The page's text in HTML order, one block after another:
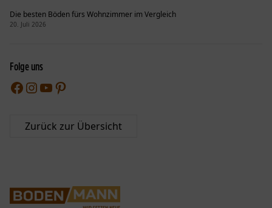
Die besten Böden fürs Wohnzimmer im Vergleich
20. Juli 2026
Folge uns
Facebook
Instagram
YouTube
Pinterest
Zurück zur Übersicht